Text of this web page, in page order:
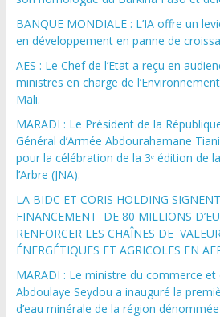
BANQUE MONDIALE : L’IA offre un
en développement en panne de
AES : Le Chef de l’Etat a reçu en
ministres en charge de
Mali.
MARADI : Le Président de la
Général d’Armée Abdourahamane
pour la célébration de la 3ᵉ édition de
l’Arbre (JNA).
LA BIDC ET CORIS HOLDING
FINANCEMENT DE 80 MILLIONS
RENFORCER LES CHAÎNES DE
ÉNERGÉTIQUES ET AGRICOLES EN
MARADI : Le ministre du commerce et
Abdoulaye Seydou a inauguré la
d’eau minérale de la région